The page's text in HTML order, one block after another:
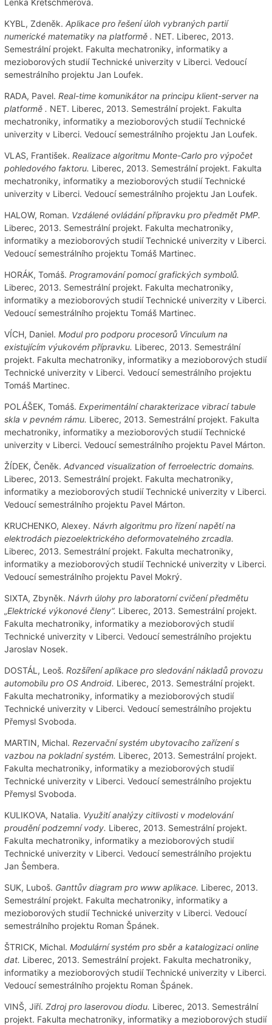
KYBL, Zdeněk. Aplikace pro řešení úloh vybraných partií
numerické matematiky na platformě . NET. Liberec, 2013.
Semestrální projekt. Fakulta mechatroniky, informatiky a
mezioborových studií Technické univerzity v Liberci. Vedoucí
semestrálního projektu Jan Loufek.
RADA, Pavel. Real-time komunikátor na principu klient-server na
platformě . NET. Liberec, 2013. Semestrální projekt. Fakulta
mechatroniky, informatiky a mezioborových studií Technické
univerzity v Liberci. Vedoucí semestrálního projektu Jan Loufek.
VLAS, František. Realizace algoritmu Monte-Carlo pro výpočet
pohledového faktoru. Liberec, 2013. Semestrální projekt. Fakulta
mechatroniky, informatiky a mezioborových studií Technické
univerzity v Liberci. Vedoucí semestrálního projektu Jan Loufek.
HALOW, Roman. Vzdálené ovládání přípravku pro předmět PMP.
Liberec, 2013. Semestrální projekt. Fakulta mechatroniky,
informatiky a mezioborových studií Technické univerzity v Liberci.
Vedoucí semestrálního projektu Tomáš Martinec.
HORÁK, Tomáš. Programování pomocí grafických symbolů.
Liberec, 2013. Semestrální projekt. Fakulta mechatroniky,
informatiky a mezioborových studií Technické univerzity v Liberci.
Vedoucí semestrálního projektu Tomáš Martinec.
VÍCH, Daniel. Modul pro podporu procesorů Vinculum na
existujícím výukovém přípravku. Liberec, 2013. Semestrální
projekt. Fakulta mechatroniky, informatiky a mezioborových studií
Technické univerzity v Liberci. Vedoucí semestrálního projektu
Tomáš Martinec.
POLÁŠEK, Tomáš. Experimentální charakterizace vibrací tabule
skla v pevném rámu. Liberec, 2013. Semestrální projekt. Fakulta
mechatroniky, informatiky a mezioborových studií Technické
univerzity v Liberci. Vedoucí semestrálního projektu Pavel Márton.
ŽÍDEK, Čeněk. Advanced visualization of ferroelectric domains.
Liberec, 2013. Semestrální projekt. Fakulta mechatroniky,
informatiky a mezioborových studií Technické univerzity v Liberci.
Vedoucí semestrálního projektu Pavel Márton.
KRUCHENKO, Alexey. Návrh algoritmu pro řízení napětí na
elektrodách piezoelektrického deformovatelného zrcadla.
Liberec, 2013. Semestrální projekt. Fakulta mechatroniky,
informatiky a mezioborových studií Technické univerzity v Liberci.
Vedoucí semestrálního projektu Pavel Mokrý.
SIXTA, Zbyněk. Návrh úlohy pro laboratorní cvičení předmětu
„Elektrické výkonové členy“. Liberec, 2013. Semestrální projekt.
Fakulta mechatroniky, informatiky a mezioborových studií
Technické univerzity v Liberci. Vedoucí semestrálního projektu
Jaroslav Nosek.
DOSTÁL, Leoš. Rozšíření aplikace pro sledování nákladů provozu
automobilu pro OS Android. Liberec, 2013. Semestrální projekt.
Fakulta mechatroniky, informatiky a mezioborových studií
Technické univerzity v Liberci. Vedoucí semestrálního projektu
Přemysl Svoboda.
MARTIN, Michal. Rezervační systém ubytovacího zařízení s
vazbou na pokladní systém. Liberec, 2013. Semestrální projekt.
Fakulta mechatroniky, informatiky a mezioborových studií
Technické univerzity v Liberci. Vedoucí semestrálního projektu
Přemysl Svoboda.
KULIKOVA, Natalia. Využití analýzy citlivosti v modelování
proudění podzemní vody. Liberec, 2013. Semestrální projekt.
Fakulta mechatroniky, informatiky a mezioborových studií
Technické univerzity v Liberci. Vedoucí semestrálního projektu
Jan Šembera.
SUK, Luboš. Ganttův diagram pro www aplikace. Liberec, 2013.
Semestrální projekt. Fakulta mechatroniky, informatiky a
mezioborových studií Technické univerzity v Liberci. Vedoucí
semestrálního projektu Roman Špánek.
ŠTRICK, Michal. Modulární systém pro sběr a katalogizaci online
dat. Liberec, 2013. Semestrální projekt. Fakulta mechatroniky,
informatiky a mezioborových studií Technické univerzity v Liberci.
Vedoucí semestrálního projektu Roman Špánek.
VINŠ, Jiří. Zdroj pro laserovou diodu. Liberec, 2013. Semestrální
projekt. Fakulta mechatroniky, informatiky a mezioborových studií